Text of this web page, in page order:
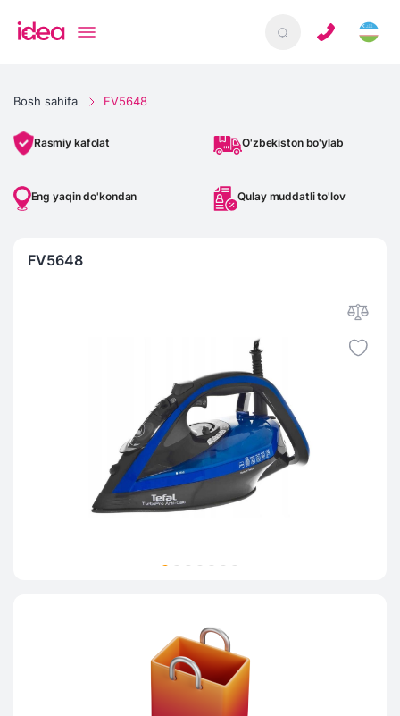
Bosh sahifa FV5648
Rasmiy kafolat O'zbekiston bo'ylab
Eng yaqin do'kondan Qulay muddatli to'lov
FV5648